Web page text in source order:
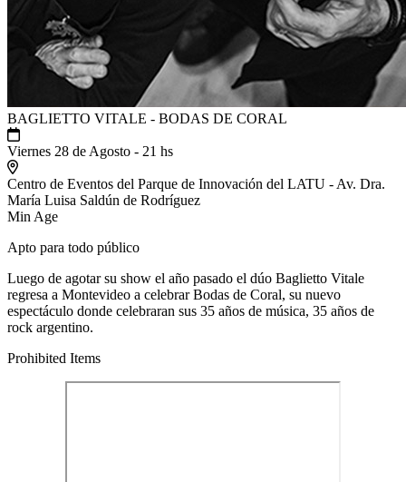
BAGLIETTO VITALE - BODAS DE CORAL
Viernes 28 de Agosto - 21 hs
Centro de Eventos del Parque de Innovación del LATU - Av. Dra.
María Luisa Saldún de Rodríguez
Min Age
Apto para todo público
Luego de agotar su show el año pasado el dúo Baglietto Vitale
regresa a Montevideo a celebrar Bodas de Coral, su nuevo
espectáculo donde celebraran sus 35 años de música, 35 años de
rock argentino.
Prohibited Items